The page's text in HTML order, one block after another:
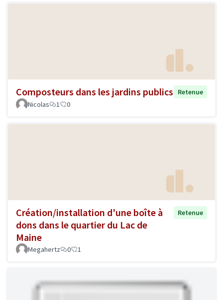
Composteurs dans les jardins publics
Retenue
Nicolas
1 0
Création/installation d'une boîte à
dons dans le quartier du Lac de
Maine
Retenue
Megahertz 0 1